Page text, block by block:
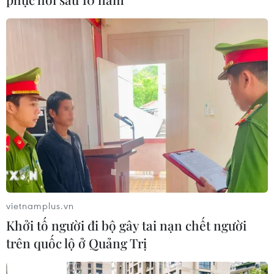
Toàn cảnh thế giới: Israel
cảnh báo trước khả năng Mỹ tấn
công toàn diện Iran
02/08/2026 04:00
Israel nâng mức cảnh báo trước khả
năng Mỹ tấn công Iran
02/08/2026 01:10
vietnamplus.vn
Khởi tố người đi bộ gây tai nạn chết người
trên quốc lộ ở Quảng Trị